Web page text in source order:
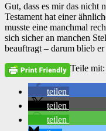
Gut, dass es mir das nicht
Testament hat einer
musste eine manchmal
sich sicher an manchen
beauftragt – darum blieb er
Teile mit:
teilen
teilen
teilen